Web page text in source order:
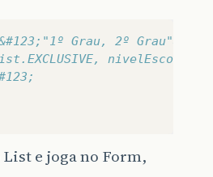
Grau, 2º
nivelEscolar,
e joga no Form,